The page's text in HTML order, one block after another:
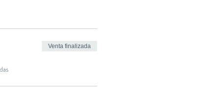
Venta finalizada